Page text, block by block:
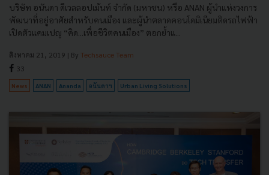
บริษัท อนันดา ดีเวลลอปเม้นท์ จำกัด (มหาชน) หรือ ANAN ผู้นำแห่งวงการ
พัฒนาที่อยู่อาศัยสำหรับคนเมือง และผู้นำตลาดคอนโดมิเนียมติดรถไฟฟ้า
เปิดตัวแคมเปญ “คิด...เพื่อชีวิตคนเมือง” ตอกย้ำแ...
สิงหาคม 21, 2019 | By Techsauce Team
33
News ANAN Ananda อนันดาฯ Urban Living Solutions